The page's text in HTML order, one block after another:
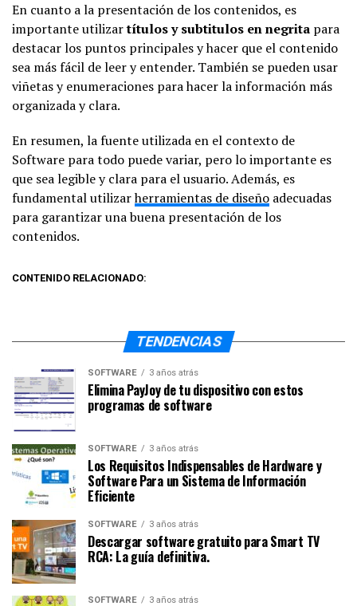
En cuanto a la presentación de los contenidos, es
importante utilizartítulos y subtitulos en negrita para
destacar los puntos principales y hacer que el contenido
sea más fácil de leer y entender. También se pueden usar
viñetas y enumeraciones para hacer la información más
organizada y clara.
En resumen, la fuente utilizada en el contexto de
Software para todo puede variar, pero lo importante es
que sea legible y clara para el usuario. Además, es
fundamental utilizarherramientas de diseño adecuadas
para garantizar una buena presentación de los
contenidos.
CONTENIDO RELACIONADO:
TENDENCIAS
SOFTWARE 3 años atrás
Elimina PayJoy de tu dispositivo con estos
programas de software
SOFTWARE 3 años atrás
Los Requisitos Indispensables de Hardware y
Software Para un Sistema de Información
Eficiente
SOFTWARE 3 años atrás
Descargar software gratuito para Smart TV
RCA: La guía definitiva.
SOFTWARE 3 años atrás